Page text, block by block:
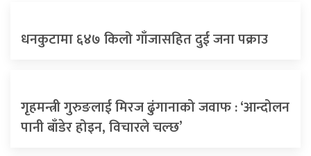
धनकुटामा ६४७ किलो गाँजासहित दुई जना पक्राउ
गृहमन्त्री गुरुङलाई मिरज ढुंगानाको जवाफ : ‘आन्दोलन
पानी बाँडेर होइन, विचारले चल्छ’